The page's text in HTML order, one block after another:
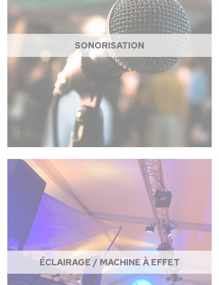
SONORISATION
ÉCLAIRAGE / MACHINE À EFFET